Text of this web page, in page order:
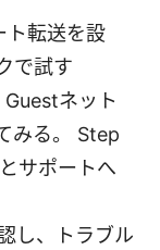
ト転送を設
で試す
ネット
みる。 Step
サポートへ
し、トラブル